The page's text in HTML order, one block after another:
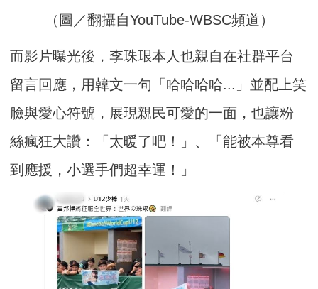
（圖／翻攝自YouTube-WBSC頻道）
而影片曝光後，李珠珢本人也親自在社群平台
留言回應，用韓文一句「哈哈哈哈...」並配上笑
臉與愛心符號，展現親民可愛的一面，也讓粉
絲瘋狂大讚：「太暖了吧！」、「能被本尊看
到應援，小選手們超幸運！」